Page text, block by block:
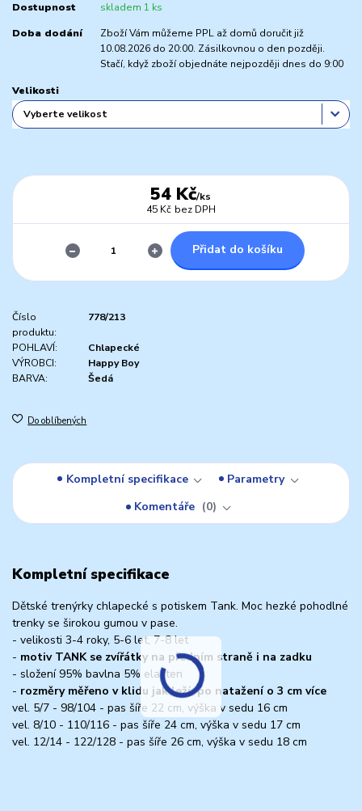
Dostupnost skladem 1 ks
Doba dodání
Zboží Vám můžeme PPL až domů doručit již
10.08.2026 do 20:00. Zásilkovnou o den později.
Stačí, když zboží objednáte nejpozději dnes do 9:00
Velikosti
54 Kč/ks
45 Kč bez DPH
Přidat do košíku
Číslo
produktu:
778/213
POHLAVÍ:
Chlapecké
VÝROBCI:
Happy Boy
BARVA:
Šedá
Do oblíbených
Kompletní specifikace
Parametry
Komentáře
0
Kompletní specifikace
Dětské trenýrky chlapecké s potiskem Tank. Moc hezké pohodlné
trenky se širokou gumou v pase.
- velikosti 3-4 roky, 5-6 let, 7-8 let
- motiv TANK se zvířátky na předním straně i na zadku
- složení 95% bavlna 5% elasten
- rozměry měřeno v klidu jak leží, po natažení o 3 cm více
vel. 5/7 - 98/104 - pas šíře 22 cm, výška v sedu 16 cm
vel. 8/10 - 110/116 - pas šíře 24 cm, výška v sedu 17 cm
vel. 12/14 - 122/128 - pas šíře 26 cm, výška v sedu 18 cm